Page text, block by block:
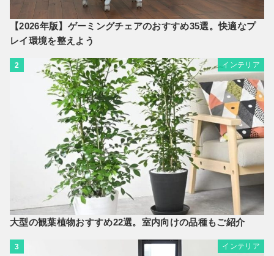
【2026年版】ゲーミングチェアのおすすめ35選。快適なプ
レイ環境を整えよう
2 インテリア
大型の観葉植物おすすめ22選。室内向けの品種もご紹介
3 インテリア